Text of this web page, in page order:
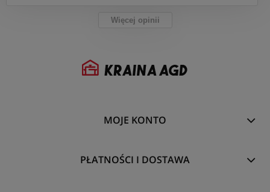
Więcej opinii
MOJE KONTO
PŁATNOŚCI I DOSTAWA